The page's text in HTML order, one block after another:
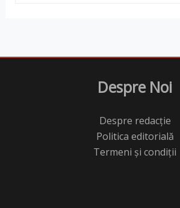
Despre Noi
Despre redacție
Politica editorială
Termeni și condiții